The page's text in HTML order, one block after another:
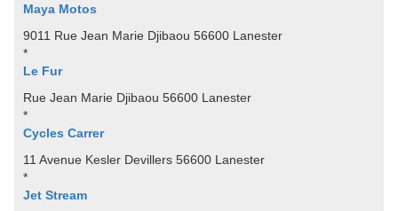
Maya Motos
9011 Rue Jean Marie Djibaou 56600 Lanester
*
Le Fur
Rue Jean Marie Djibaou 56600 Lanester
*
Cycles Carrer
11 Avenue Kesler Devillers 56600 Lanester
*
Jet Stream